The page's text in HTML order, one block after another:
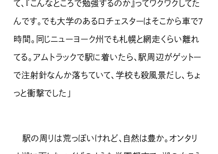
て、『こんなところで勉強するのか』ってワクワクしてた
んです。でも大学のあるロチェスターはそこから車で7
時間。同じニューヨーク州でも札幌と網走くらい離れ
てる。アムトラックで駅に着いたら、駅周辺がゲットー
で注射針なんか落ちていて、学校も殺風景だし、ちょ
っと衝撃でした」
駅の周りは荒っぽいけれど、自然は豊か。オンタリ